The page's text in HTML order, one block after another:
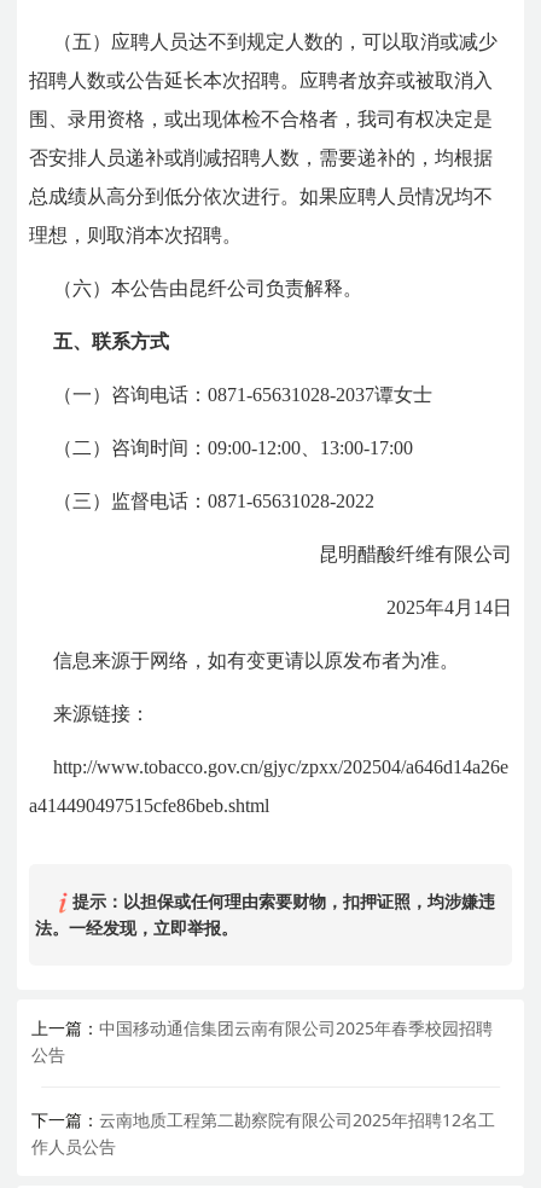
（五）应聘人员达不到规定人数的，可以取消或减少
招聘人数或公告延长本次招聘。应聘者放弃或被取消入
围、录用资格，或出现体检不合格者，我司有权决定是
否安排人员递补或削减招聘人数，需要递补的，均根据
总成绩从高分到低分依次进行。如果应聘人员情况均不
理想，则取消本次招聘。
（六）本公告由昆纤公司负责解释。
五、联系方式
（一）咨询电话：0871-65631028-2037谭女士
（二）咨询时间：09:00-12:00、13:00-17:00
（三）监督电话：0871-65631028-2022
昆明醋酸纤维有限公司
2025年4月14日
信息来源于网络，如有变更请以原发布者为准。
来源链接：
http://www.tobacco.gov.cn/gjyc/zpxx/202504/a646d14a26e
a414490497515cfe86beb.shtml
提示：以担保或任何理由索要财物，扣押证照，均涉嫌违
法。一经发现，立即举报。
上一篇：中国移动通信集团云南有限公司2025年春季校园招聘
公告
下一篇：云南地质工程第二勘察院有限公司2025年招聘12名工
作人员公告